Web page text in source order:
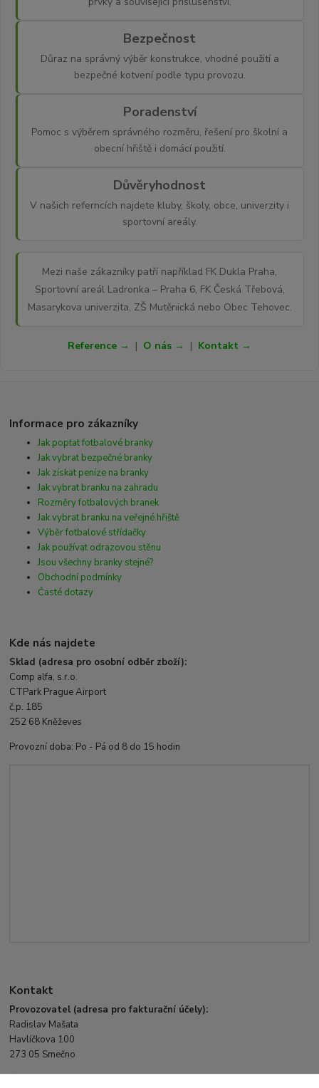
Bezpečnost
Důraz na správný výběr konstrukce, vhodné použití a
bezpečné kotvení podle typu provozu.
Poradenství
Pomoc s výběrem správného rozměru, řešení pro školní a
obecní hřiště i domácí použití.
Důvěryhodnost
V našich referncích najdete kluby, školy, obce, univerzity i
sportovní areály.
Mezi naše zákazníky patří například FK Dukla Praha,
Sportovní areál Ladronka – Praha 6, FK Česká Třebová,
Masarykova univerzita, ZŠ Mutěnická nebo Obec Tehovec.
Reference → | O nás → | Kontakt →
Informace pro zákazníky
Jak poptat fotbalové branky
Jak vybrat bezpečné branky
Jak získat peníze na branky
Jak vybrat branku na zahradu
Rozměry fotbalových branek
Jak vybrat branku na veřejné hřiště
Výběr fotbalové střídačky
Jak používat odrazovou stěnu
Jsou všechny branky stejné?
Obchodní podmínky
Časté dotazy
Kde nás najdete
Sklad (adresa pro osobní odběr zboží):
Comp alfa, s.r.o.
CTPark Prague Airport
č.p. 185
252 68 Kněževes
Provozní doba: Po - Pá od 8 do 15 hodin
Kontakt
Provozovatel (adresa pro fakturační účely):
Radislav Mašata
Havlíčkova 100
273 05 Smečno